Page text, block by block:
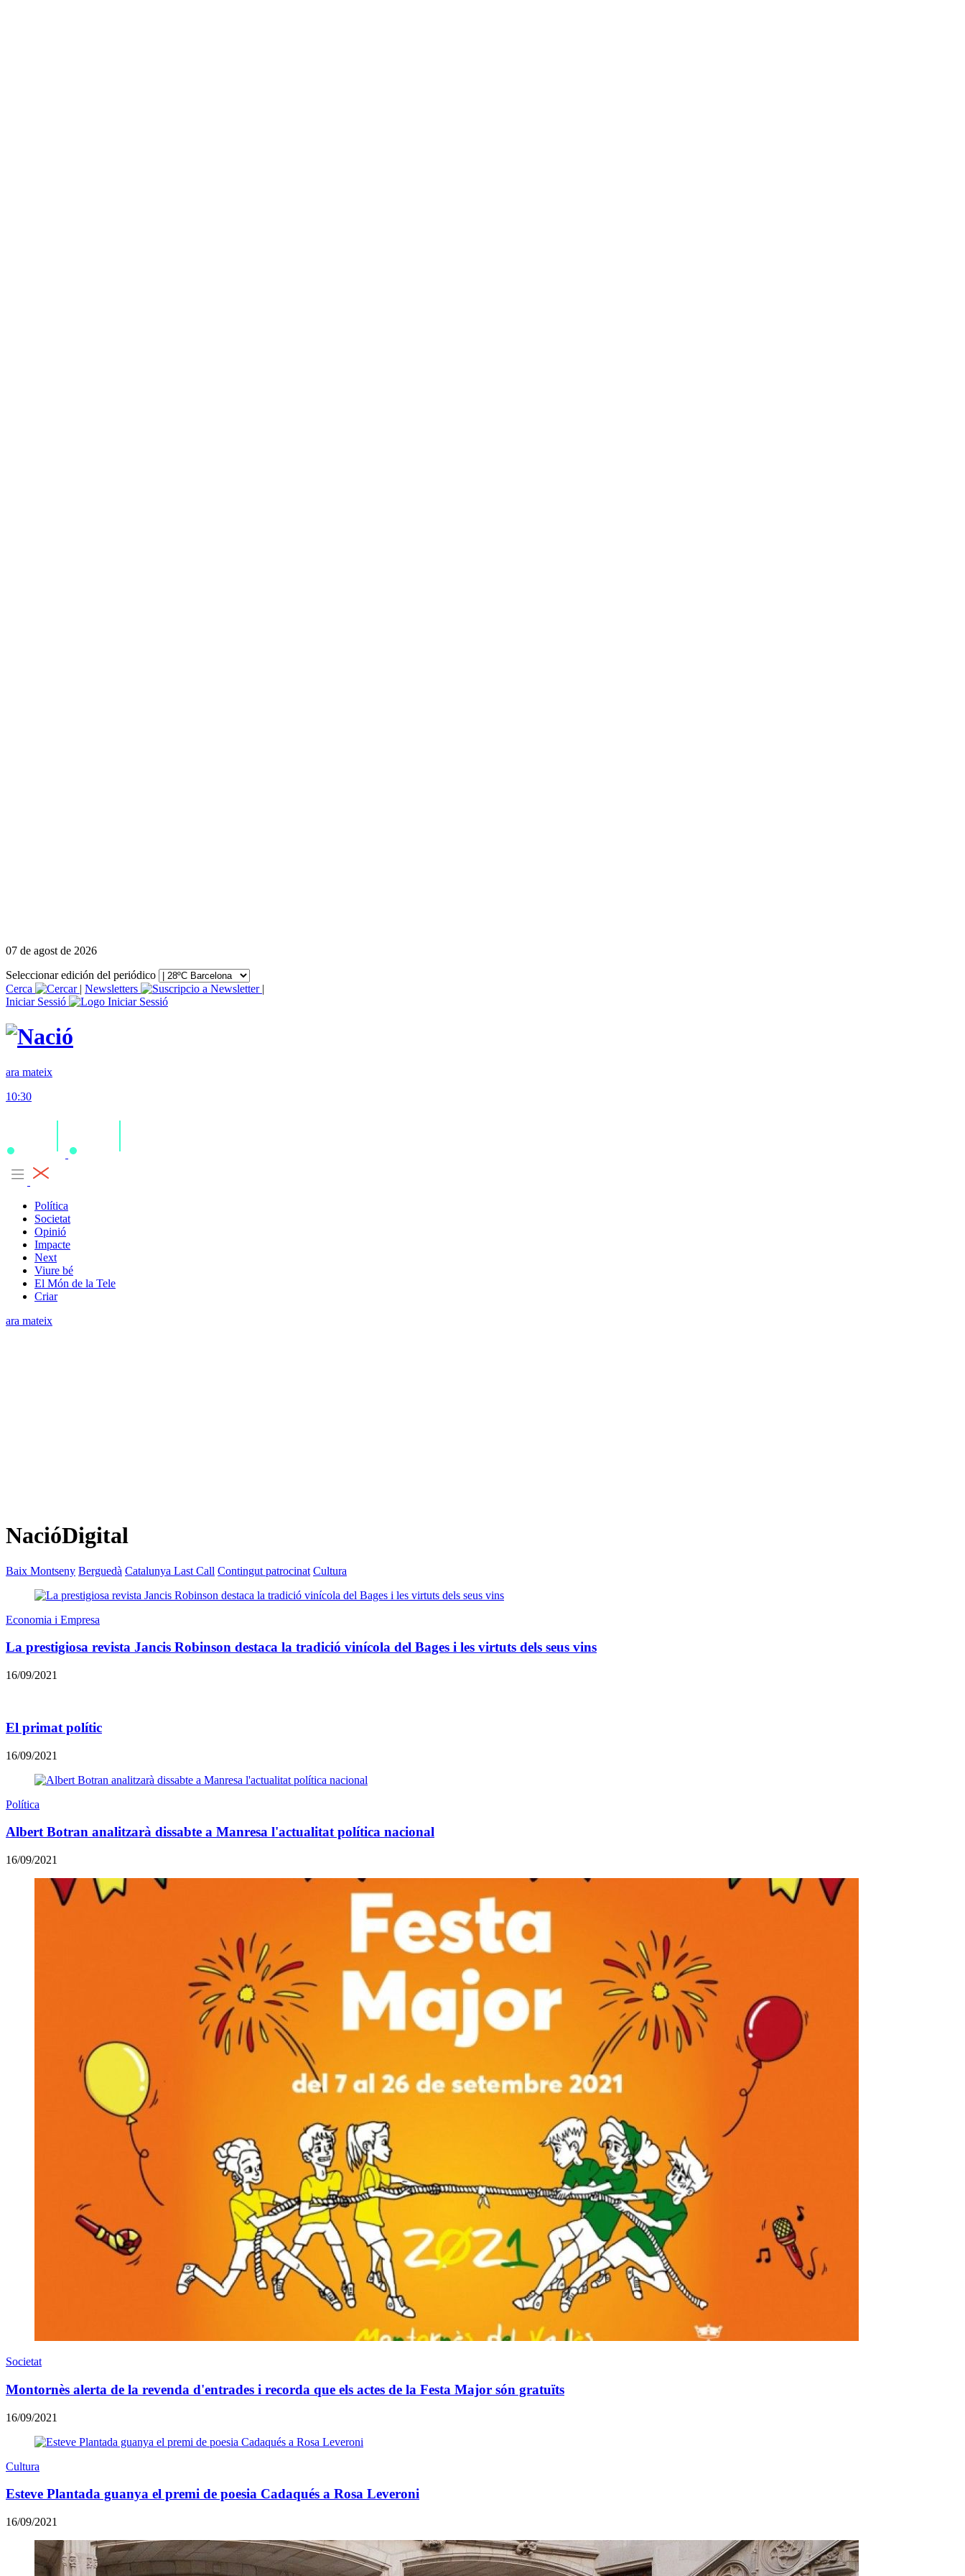
07 de agost de 2026
Seleccionar edición del periódico
Cerca
| Newsletters
|
Iniciar Sessió
ara mateix
10:30
Política
Societat
Opinió
Impacte
Next
Viure bé
El Món de la Tele
Criar
ara mateix
NacióDigital
Baix Montseny Berguedà Catalunya Last Call Contingut patrocinat Cultura
Economia i Empresa
La prestigiosa revista Jancis Robinson destaca la tradició vinícola del Bages i les virtuts dels seus vins
16/09/2021
El primat polític
16/09/2021
Política
Albert Botran analitzarà dissabte a Manresa l'actualitat política nacional
16/09/2021
Societat
Montornès alerta de la revenda d'entrades i recorda que els actes de la Festa Major són gratuïts
16/09/2021
Cultura
Esteve Plantada guanya el premi de poesia Cadaqués a Rosa Leveroni
16/09/2021